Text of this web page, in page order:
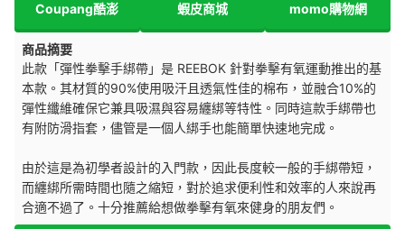
Coupang酷澎 蝦皮商城 momo購物網
商品摘要
此款「彈性拳擊手綁帶」是 REEBOK 針對拳擊有氧運動推出的基
本款。其材質的90%使用吸汗且透氣性佳的棉布，並融合10%的
彈性纖維確保它兼具吸濕與容易纏綁等特性。同時這款手綁帶也
有附防滑指套，儘管是一個人綁手也能簡單快速地完成。
由於這是為初學者設計的入門款，因此長度較一般的手綁帶短，
而纏綁所需時間也隨之縮短，對於追求便利性和效率的人來說再
合適不過了。十分推薦給想做拳擊有氧來健身的朋友們。